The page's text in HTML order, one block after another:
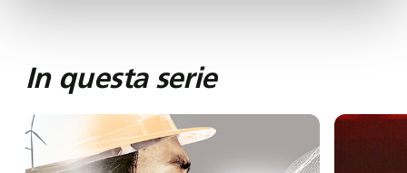
In questa serie